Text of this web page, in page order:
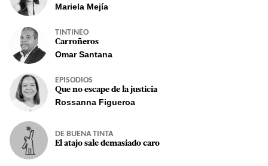
Mariela Mejía
TINTINEO
Carroñeros
Omar Santana
EPISODIOS
Que no escape de la justicia
Rossanna Figueroa
DE BUENA TINTA
El atajo sale demasiado caro